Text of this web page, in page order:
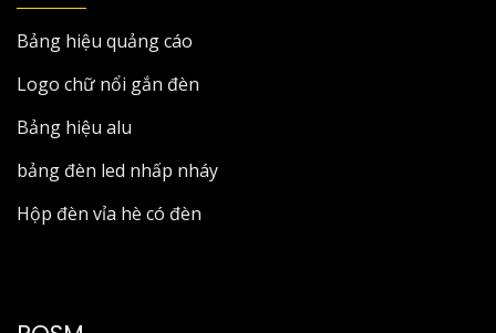
Bảng hiệu quảng cáo
Logo chữ nổi gắn đèn
Bảng hiệu alu
bảng đèn led nhấp nháy
Hộp đèn vỉa hè có đèn